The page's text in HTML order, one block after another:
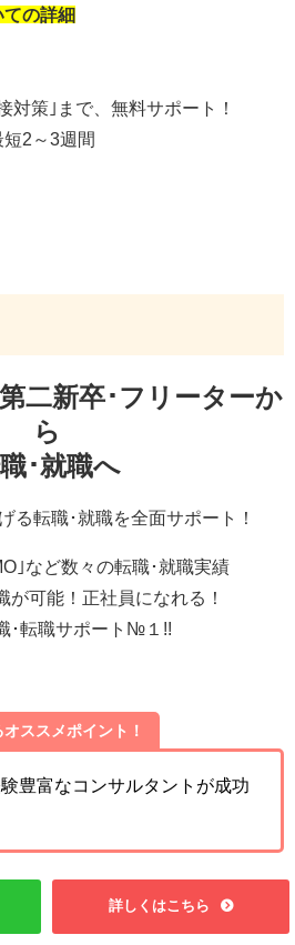
ての詳細
対策｣まで、無料サポート！
2～3週間
二新卒･フリーターか
ら
･就職へ
る転職･就職を全面サポート！
｣など数々の転職･就職実績
が可能！正社員になれる！
･転職サポート№１!!
ススメポイント！
豊富なコンサルタントが成功
詳しくはこちら